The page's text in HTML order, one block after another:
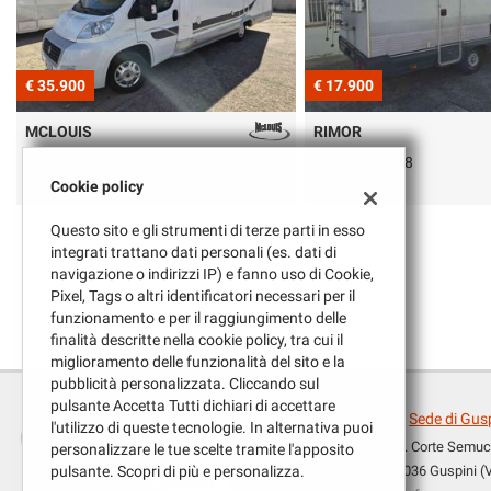
€ 17.900
RIMOR
€ 18.500
MCLOUIS
430
Sede di
Z.I. Corte
09036 Guspini
Cookie policy
Questo sito e gli strumenti di terze parti in esso
integrati trattano dati personali (es. dati di
navigazione o indirizzi IP) e fanno uso di Cookie,
Pixel, Tags o altri identificatori necessari per il
funzionamento e per il raggiungimento delle
finalità descritte nella cookie policy, tra cui il
miglioramento delle funzionalità del sito e la
pubblicità personalizzata. Cliccando sul
pulsante Accetta Tutti dichiari di accettare
l'utilizzo di queste tecnologie. In alternativa puoi
personalizzare le tue scelte tramite l'apposito
pulsante. Scopri di più e personalizza.
tracciamento
che
adottiamo
per
offrire
le
funzionalità
svolgere
attività
seguito
descritte.
ottenere
maggiori
informazioni
sull'utilità
funzionamento
Leggi
la